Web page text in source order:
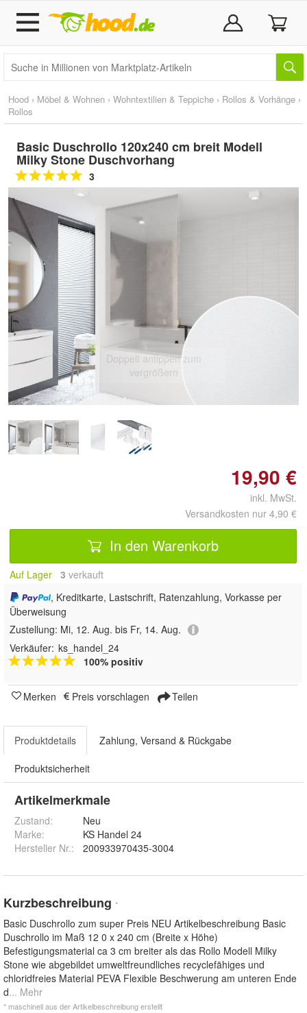
Hood › Möbel & Wohnen › Wohntextilien & Teppiche › Rollos & Vorhänge ›
Rollos
Basic Duschrollo 120x240 cm breit Modell
Milky Stone Duschvorhang
3
Doppelt antippen zum
vergrößern
19,90 €
inkl. MwSt.
Versandkosten nur 4,90 €
In den Warenkorb
Auf Lager 3 verkauft
, Kreditkarte, Lastschrift, Ratenzahlung, Vorkasse per
Überweisung
Zustellung: Mi, 12. Aug. bis Fr, 14. Aug.
Verkäufer: ks_handel_24
100% positiv
Merken Preis vorschlagen Teilen
Produktdetails Zahlung, Versand & Rückgabe
Produktsicherheit
Artikelmerkmale
Zustand:
Neu
Marke:
KS Handel 24
Hersteller Nr.:
200933970435-3004
Kurzbeschreibung *
Basic Duschrollo zum super Preis NEU Artikelbeschreibung Basic
Duschrollo im Maß 12 0 x 240 cm (Breite x Höhe)
Befestigungsmaterial ca 3 cm breiter als das Rollo Modell Milky
Stone wie abgebildet umweltfreundliches recyclefähiges und
chloridfreies Material PEVA Flexible Beschwerung am unteren Ende
d... Mehr
* maschinell aus der Artikelbeschreibung erstellt